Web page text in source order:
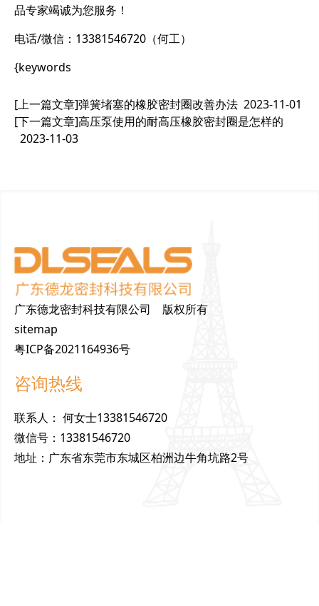
品专家竭诚为您服务！
电话/微信：13381546720（何工）
{keywords
[上一篇文章]弹簧堵塞的橡胶密封圈改善办法 2023-11-01
[下一篇文章]高压泵使用的耐高压橡胶密封圈是怎样的
2023-11-03
广东德龙密封科技有限公司 版权所有
sitemap
粤ICP备2021164936号
咨询热线
联系人 ： 何女士13381546720
微信号 ： 13381546720
地址 ： 广东省东莞市东城区柏洲边牛角坑路2号